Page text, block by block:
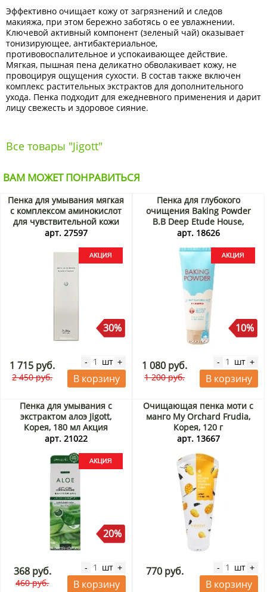
Эффективно очищает кожу от загрязнений и следов
макияжа, при этом бережно заботясь о ее увлажнении.
Ключевой активный компонент (зеленый чай) оказывает
тонизирующее, антибактериальное,
противовоспалительное и успокаивающее действие.
Мягкая, пышная пена деликатно обволакивает кожу, не
провоцируя ощущения сухости. В состав также включен
комплекс растительных экстрактов для дополнительного
ухода. Пенка подходит для ежедневного применения и дарит
лицу свежесть и здоровое сияние.
Все товары "Jigott"
ВАМ МОЖЕТ ПОНРАВИТЬСЯ
Пенка для умывания мягкая
с комплексом аминокислот
для чувствительной кожи
Dr. Althea Pro Lab Amino
(Корея), 140 мл Акция
арт. 27597
30%
1 715 руб.
2 450 руб.
- шт +
В корзину
Пенка для глубокого
очищения Baking Powder
B.B Deep Etude House,
Корея, 160 г Акция
арт. 18626
10%
1 080 руб.
1 200 руб.
- шт +
В корзину
Пенка для умывания с
экстрактом алоэ Jigott,
Корея, 180 мл Акция
арт. 21022
20%
368 руб.
460 руб.
- шт +
В корзину
Очищающая пенка моти с
манго My Orchard Frudia,
Корея, 120 г
арт. 13667
770 руб. - шт +
В корзину